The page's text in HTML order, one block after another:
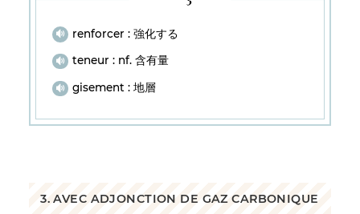
renforcer : 強化する
teneur : nf. 含有量
gisement : 地層
3. AVEC ADJONCTION DE GAZ CARBONIQUE